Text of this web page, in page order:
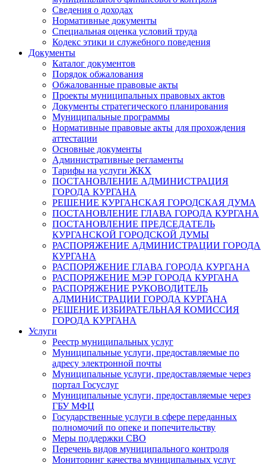
Сведения о доходах
Нормативные документы
Специальная оценка условий труда
Кодекс этики и служебного поведения
Документы
Каталог документов
Порядок обжалования
Обжалованные правовые акты
Проекты муниципальных правовых актов
Документы стратегического планирования
Муниципальные программы
Нормативные правовые акты для прохождения
аттестации
Основные документы
Административные регламенты
Тарифы на услуги ЖКХ
ПОСТАНОВЛЕНИЕ АДМИНИСТРАЦИЯ
ГОРОДА КУРГАНА
РЕШЕНИЕ КУРГАНСКАЯ ГОРОДСКАЯ ДУМА
ПОСТАНОВЛЕНИЕ ГЛАВА ГОРОДА КУРГАНА
ПОСТАНОВЛЕНИЕ ПРЕДСЕДАТЕЛЬ
КУРГАНСКОЙ ГОРОДСКОЙ ДУМЫ
РАСПОРЯЖЕНИЕ АДМИНИСТРАЦИИ ГОРОДА
КУРГАНА
РАСПОРЯЖЕНИЕ ГЛАВА ГОРОДА КУРГАНА
РАСПОРЯЖЕНИЕ МЭР ГОРОДА КУРГАНА
РАСПОРЯЖЕНИЕ РУКОВОДИТЕЛЬ
АДМИНИСТРАЦИИ ГОРОДА КУРГАНА
РЕШЕНИЕ ИЗБИРАТЕЛЬНАЯ КОМИССИЯ
ГОРОДА КУРГАНА
Услуги
Реестр муниципальных услуг
Муниципальные услуги, предоставляемые по
адресу электронной почты
Муниципальные услуги, предоставляемые через
портал Госуслуг
Муниципальные услуги, предоставляемые через
ГБУ МФЦ
Государственные услуги в сфере переданных
полномочий по опеке и попечительству
Меры поддержки СВО
Перечень видов муниципального контроля
Мониторинг качества муниципальных услуг